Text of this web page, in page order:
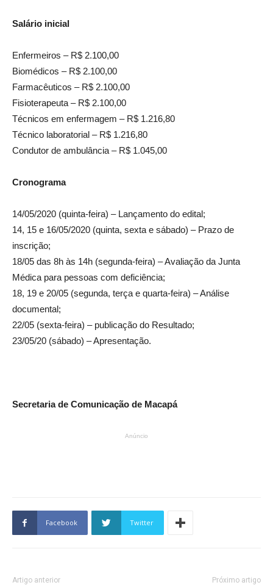
Salário inicial
Enfermeiros – R$ 2.100,00
Biomédicos – R$ 2.100,00
Farmacêuticos – R$ 2.100,00
Fisioterapeuta – R$ 2.100,00
Técnicos em enfermagem – R$ 1.216,80
Técnico laboratorial – R$ 1.216,80
Condutor de ambulância – R$ 1.045,00
Cronograma
14/05/2020 (quinta-feira) – Lançamento do edital;
14, 15 e 16/05/2020 (quinta, sexta e sábado) – Prazo de
inscrição;
18/05 das 8h às 14h (segunda-feira) – Avaliação da Junta
Médica para pessoas com deficiência;
18, 19 e 20/05 (segunda, terça e quarta-feira) – Análise
documental;
22/05 (sexta-feira) – publicação do Resultado;
23/05/20 (sábado) – Apresentação.
Secretaria de Comunicação de Macapá
Anúncio
Facebook Twitter
Artigo anterior Próximo artigo